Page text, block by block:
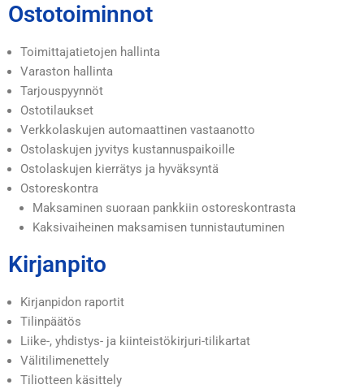
Ostotoiminnot
Toimittajatietojen hallinta
Varaston hallinta
Tarjouspyynnöt
Ostotilaukset
Verkkolaskujen automaattinen vastaanotto
Ostolaskujen jyvitys kustannuspaikoille
Ostolaskujen kierrätys ja hyväksyntä
Ostoreskontra
Maksaminen suoraan pankkiin ostoreskontrasta
Kaksivaiheinen maksamisen tunnistautuminen
Kirjanpito
Kirjanpidon raportit
Tilinpäätös
Liike-, yhdistys- ja kiinteistökirjuri-tilikartat
Välitilimenettely
Tiliotteen käsittely